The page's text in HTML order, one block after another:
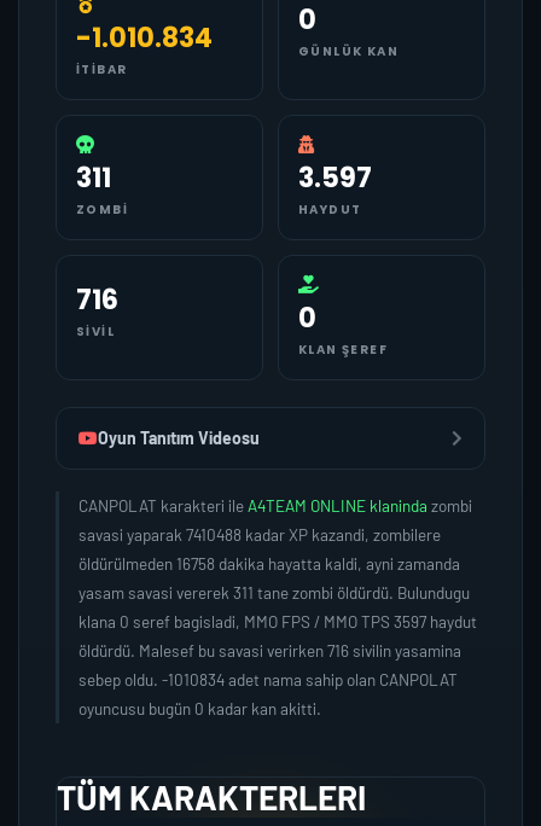
-1.010.834
İTIBAR
0
GÜNLÜK KAN
311
ZOMBI
3.597
HAYDUT
716
SIVIL 0
KLAN ŞEREF
Oyun Tanıtım Videosu
CANPOLAT karakteri ileA4TEAM ONLINE klaninda zombi
savasi yaparak 7410488 kadar XP kazandi, zombilere
öldürülmeden 16758 dakika hayatta kaldi, ayni zamanda
yasam savasi vererek 311 tane zombi öldürdü. Bulundugu
klana 0 seref bagisladi, MMO FPS / MMO TPS 3597 haydut
öldürdü. Malesef bu savasi verirken 716 sivilin yasamina
sebep oldu. -1010834 adet nama sahip olan CANPOLAT
oyuncusu bugün 0 kadar kan akitti.
TÜM KARAKTERLERI